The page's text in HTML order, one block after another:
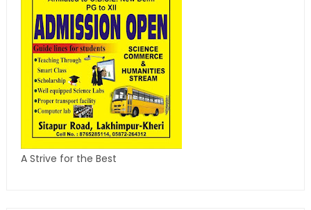
A Strive for the Best